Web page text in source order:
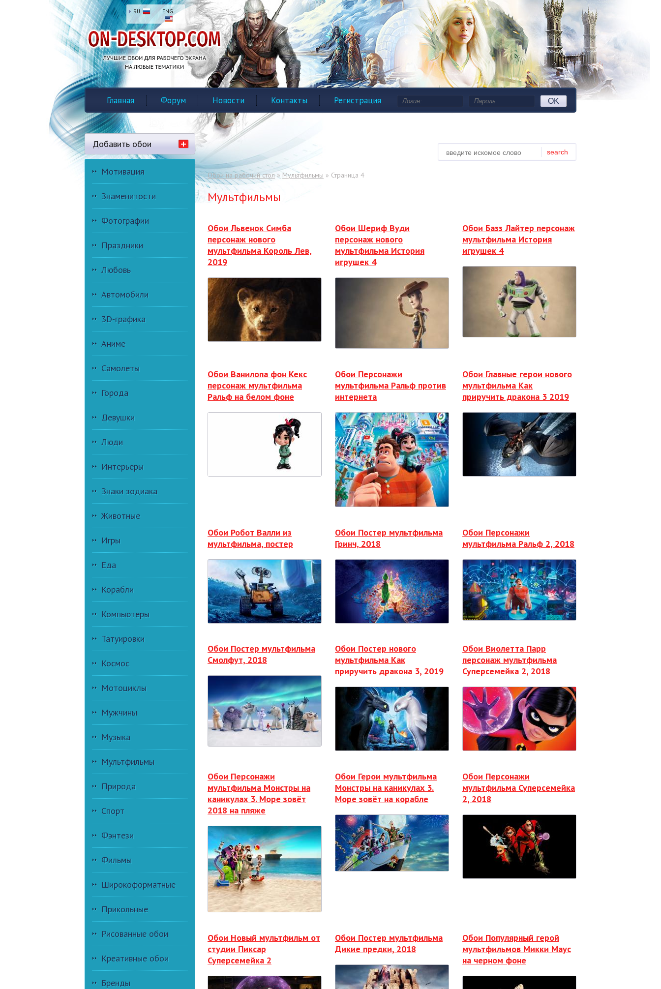
RU ENG
Главная Форум Новости Контакты Регистрация OK
Добавить обои
Мотивация
Знаменитости
Фотографии
Праздники
Любовь
Автомобили
3D-графика
Аниме
Самолеты
Города
Девушки
Люди
Интерьеры
Знаки зодиака
Животные
Игры
Еда
Корабли
Компьютеры
Татуировки
Космос
Мотоциклы
Мужчины
Музыка
Мультфильмы
Природа
Спорт
Фэнтези
Фильмы
Широкоформатные
Прикольные
Рисованные обои
Креативные обои
Бренды
search
Обои на рабочий стол» Мультфильмы » Страница 4
Мультфильмы
Обои Львенок Симба
персонаж нового
мультфильма Король Лев,
2019
Обои Шериф Вуди
персонаж нового
мультфильма История
игрушек 4
Обои Базз Лайтер персонаж
мультфильма История
игрушек 4
Обои Ванилопа фон Кекс
персонаж мультфильма
Ральф на белом фоне
Обои Персонажи
мультфильма Ральф против
интернета
Обои Главные герои нового
мультфильма Как
приручить дракона 3 2019
Обои Робот Валли из
мультфильма, постер
Обои Постер мультфильма
Гринч, 2018
Обои Персонажи
мультфильма Ральф 2, 2018
Обои Постер мультфильма
Смолфут, 2018
Обои Постер нового
мультфильма Как
приручить дракона 3, 2019
Обои Виолетта Парр
персонаж мультфильма
Суперсемейка 2, 2018
Обои Персонажи
мультфильма Монстры на
каникулах 3. Море зовёт
2018 на пляже
Обои Герои мультфильма
Монстры на каникулах 3.
Море зовёт на корабле
Обои Персонажи
мультфильма Суперсемейка
2, 2018
Обои Новый мультфильм от
студии Пиксар
Суперсемейка 2
Обои Постер мультфильма
Дикие предки, 2018
Обои Популярный герой
мультфильмов Микки Маус
на черном фоне